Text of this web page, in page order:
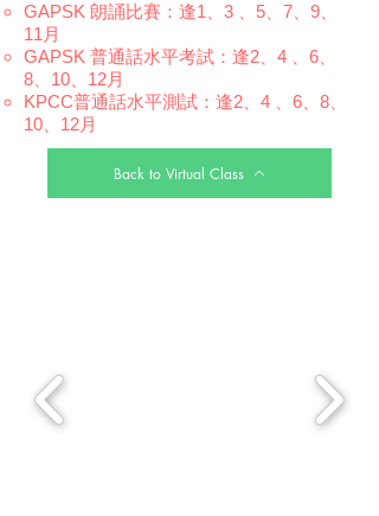
GAPSK 朗誦比賽：逢1、3 、5、7、9、
11月
GAPSK 普通話水平考試：逢2、4 、6、
8、10、12月
KPCC普通話水平測試：逢2、4 、6、8、
10、12月
Back to Virtual Class